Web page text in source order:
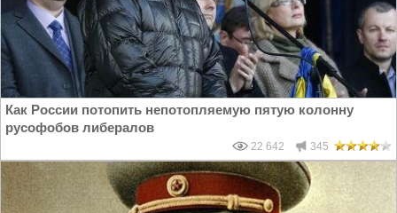
Как России потопить непотопляемую пятую колонну
русофобов либералов
22 642 345